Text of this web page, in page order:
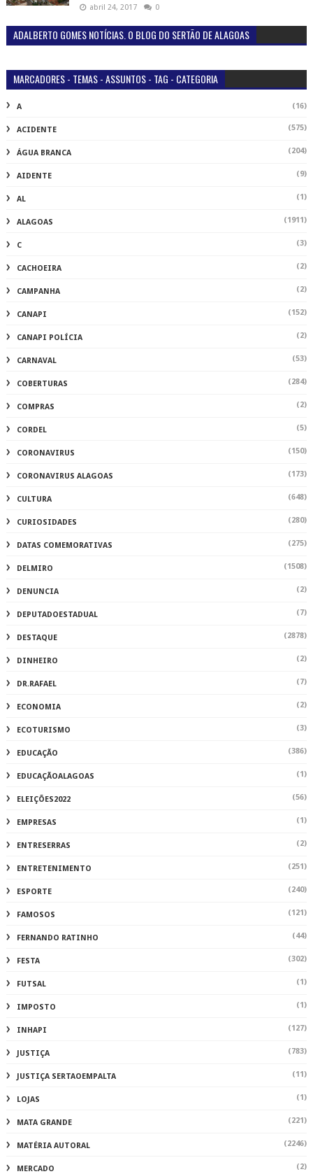
abril 24, 2017 0
ADALBERTO GOMES NOTÍCIAS. O BLOG DO SERTÃO DE ALAGOAS
MARCADORES - TEMAS - ASSUNTOS - TAG - CATEGORIA
A (16)
ACIDENTE (575)
ÁGUA BRANCA (204)
AIDENTE (9)
AL (1)
ALAGOAS (1911)
C (3)
CACHOEIRA (2)
CAMPANHA (2)
CANAPI (152)
CANAPI POLÍCIA (2)
CARNAVAL (53)
COBERTURAS (284)
COMPRAS (2)
CORDEL (5)
CORONAVIRUS (150)
CORONAVIRUS ALAGOAS (173)
CULTURA (648)
CURIOSIDADES (280)
DATAS COMEMORATIVAS (275)
DELMIRO (1508)
DENUNCIA (2)
DEPUTADOESTADUAL (7)
DESTAQUE (2878)
DINHEIRO (2)
DR.RAFAEL (7)
ECONOMIA (2)
ECOTURISMO (3)
EDUCAÇÃO (386)
EDUCAÇÃOALAGOAS (1)
ELEIÇÕES2022 (56)
EMPRESAS (1)
ENTRESERRAS (2)
ENTRETENIMENTO (251)
ESPORTE (240)
FAMOSOS (121)
FERNANDO RATINHO (44)
FESTA (302)
FUTSAL (1)
IMPOSTO (1)
INHAPI (127)
JUSTIÇA (783)
JUSTIÇA SERTAOEMPALTA (11)
LOJAS (1)
MATA GRANDE (221)
MATÉRIA AUTORAL (2246)
MERCADO (2)